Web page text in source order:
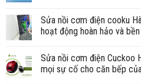
Sửa nồi cơm điện cooku
hoạt động hoàn hảo và bền
Sửa nồi cơm điện Cuckoo
mọi sự cố cho căn bếp